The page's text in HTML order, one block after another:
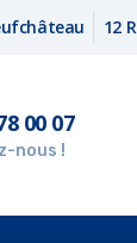
12
00 07
nous !